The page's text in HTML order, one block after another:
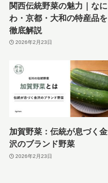
関西伝統野菜の魅力｜なに
わ・京都・大和の特産品を
徹底解説
2026年2月23日
加賀野菜：伝統が息づく金
沢のブランド野菜
2026年2月23日